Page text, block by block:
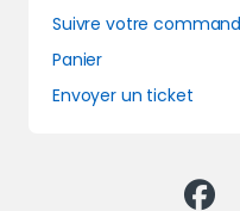
Suivre votre
Panier
Envoyer un ticket